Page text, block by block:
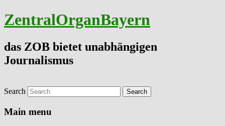
ZentralOrganBayern
das ZOB bietet unabhängigen
Journalismus
Search
Main menu